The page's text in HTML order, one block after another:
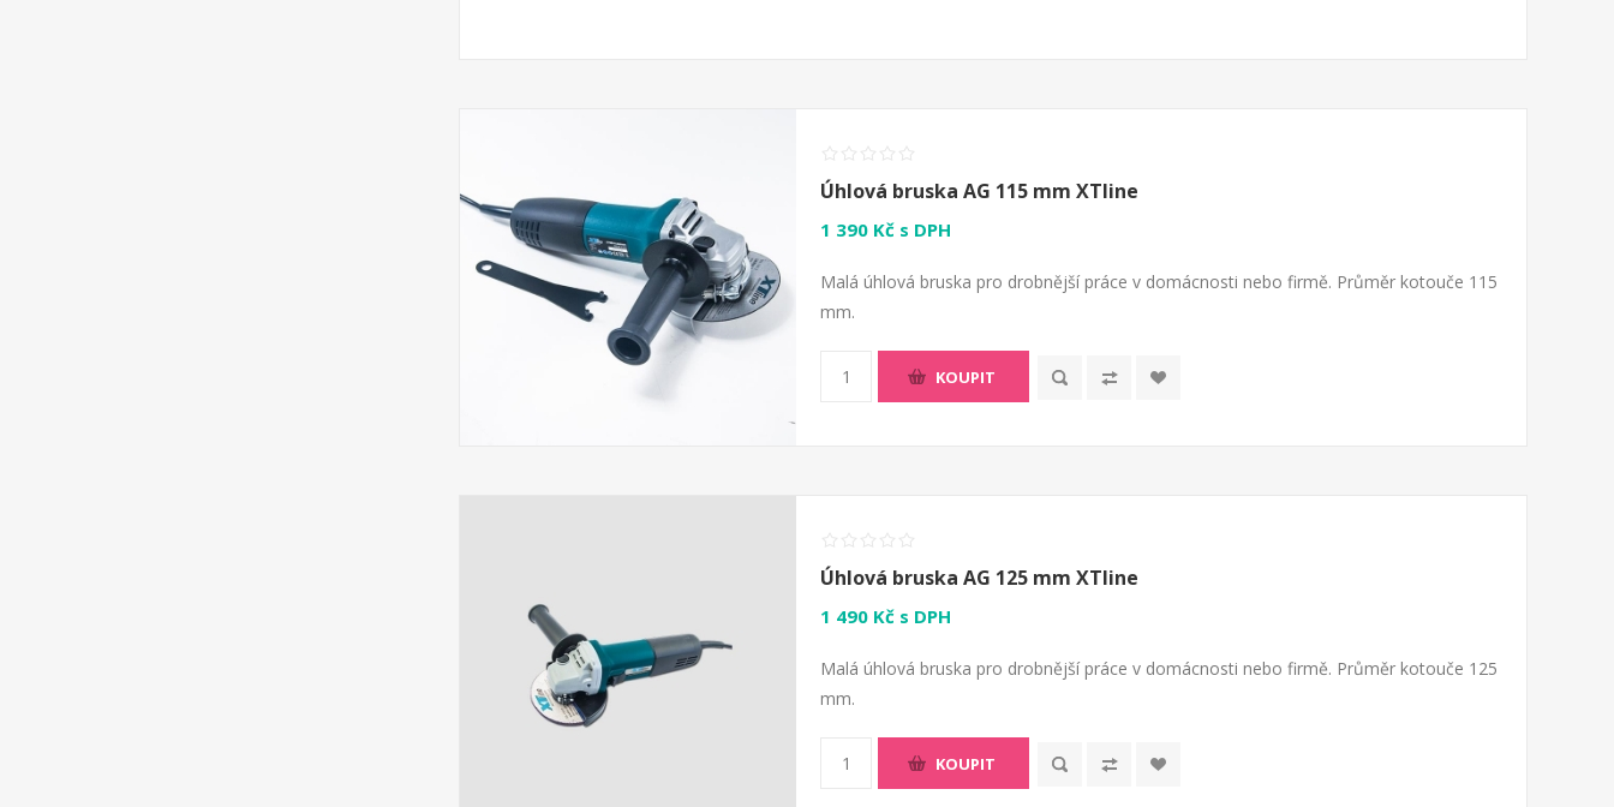
Úhlová bruska AG 115 mm XTline
1 390 Kč s DPH
Malá úhlová bruska pro drobnější práce v domácnosti nebo firmě. Průměr kotouče 115
mm.
KOUPIT
Úhlová bruska AG 125 mm XTline
1 490 Kč s DPH
Malá úhlová bruska pro drobnější práce v domácnosti nebo firmě. Průměr kotouče 125
mm.
KOUPIT